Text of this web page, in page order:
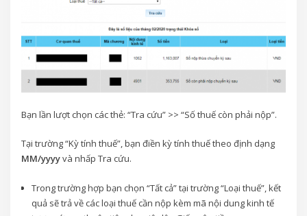
Bạn lần lượt chọn các thẻ: “Tra cứu” >> “Số thuế còn phải nộp”.
Tại trường “Kỳ tính thuế”, bạn điền kỳ tính thuế theo định dạng
MM/yyyyvà nhấp Tra cứu.
Trong trường hợp bạn chọn “Tất cả” tại trường “Loại thuế”, kết
quả sẽ trả về các loại thuế cần nộp kèm mã nội dung kinh tế